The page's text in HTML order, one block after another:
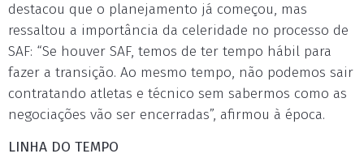
destacou que o planejamento já começou, mas
ressaltou a importância da celeridade no processo de
SAF: “Se houver SAF, temos de ter tempo hábil para
fazer a transição. Ao mesmo tempo, não podemos sair
contratando atletas e técnico sem sabermos como as
negociações vão ser encerradas”, afirmou à época.
LINHA DO TEMPO